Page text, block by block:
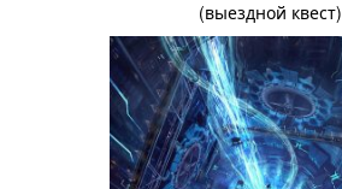
(выездной квест)